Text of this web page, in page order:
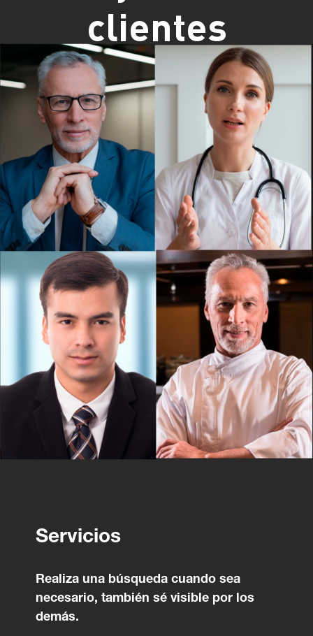
clientes
Servicios
Realiza una búsqueda cuando sea
necesario, también sé visible por los
demás.